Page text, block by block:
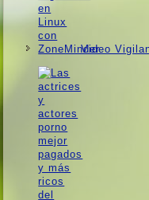
Video